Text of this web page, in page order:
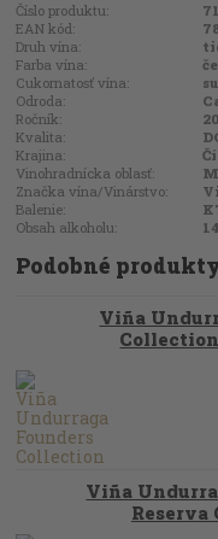
Číslo produktu:
EAN kód:
Druh vína:
Farba vína:
Cukornatosť vína:
Odroda:
Ročník:
Kvalita:
Krajina:
Vinohradnícka oblasť:
Značka vína/Vinárstvo:
Balenie:
Obsah alkoholu:
Podobné
Viña
Viña
Reserva